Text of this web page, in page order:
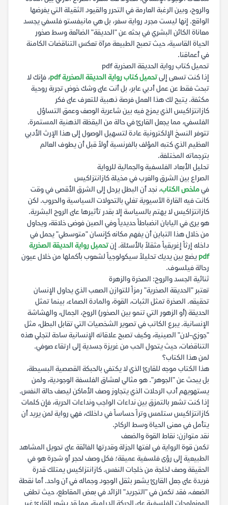
والروح، وبين الرغبة العارمة في التحرر والقيود الثقيلة التي يفرضها
الواقع. إنها ليست مجرد رواية سفر، بل هي مانيفستو فلسفي يجسد
معاناة الكائن البشري في بحثه عن "الحديقة" الضائعة وسط صخور
الحياة القاسية، حيث تصبح الطبيعة مرآة تعكس التناقضات الكامنة
في أعماقنا.
تحميل كتاب رواية الحديقة الصخرية pdf
إذا كنت تسعى إلىتحميل كتاب رواية الحديقة الصخرية pdf
، فإنك لا
تبحث فقط عن عمل أدبي عابر، بل أنت على وشك خوض تجربة روحية
مكثفة. يتيح لك هذا العمل فرصة ذهبية للتعرف على فكر
كازانتزاكيس الذي يمزج فيه بين شاعرية الوصف وعمق التساؤل
الفلسفي، مما يجعل القارئ في حالة من اليقظة الذهنية المستمرة.
تتوفر النسخ الإلكترونية عادة لتسهيل الوصول إلى هذا الإرث الأدبي
العظيم الذي كتبه المؤلف بالفرنسية أولاً قبل أن يطوف العالم
بترجماته المختلفة.
تحليل الأبعاد الفلسفية والجمالية للرواية
الصراع بين الشرق والغرب في مخيلة كازانتزاكيس
فيملخص الكتاب، نجد أن البطل يرحل إلى الشرق الأقصى في وقت
كانت فيه القارة الآسيوية تغلي بالتحولات السياسية والحروب. لكن
كازانتزاكيس لا يهتم بالسياسة إلا بقدر تأثيرها على الروح البشرية.
هو يرى في اليابان انضباطاً حديدياً وفي الصين فوضى خلاقة، ويحاول
من خلال هذا التباين أن يفهم مكانه كإنسان "متوسطي" يحمل في
داخله إرثاً إغريقياً مثقلاً بالأسئلة. إنتحميل رواية الحديقة الصخرية
pdf يضع بين يديك تحليلاً سيكولوجياً لشعوب بأكملها من خلال عيون
رحالة فيلسوف.
ثنائية الجسد والروح: الصخرة والزهرة
تعتبر "الحديقة الصخرية" رمزاً للتوازن الصعب الذي يحاول الإنسان
تحقيقه. الصخرة تمثل الثبات، القوة، والمادة الصماء، بينما تمثل
الحديقة (أو الزهور التي تنمو بين الصخور) الروح، الجمال، والهشاشة
الإنسانية. يبرع الكاتب في تصوير الشخصيات التي تقابل البطل، مثل
"جوزي-لان" الصينية، وكيف تصبح علاقاته الإنسانية ساحة لتجلي هذه
التناقضات، حيث يتحول الحب من غريزة جسدية إلى ارتقاء صوفي.
لمن هذا الكتاب؟
هذا الكتاب موجه للقارئ الذي لا يكتفي بالحبكة القصصية البسيطة،
بل يبحث عن "الجوهر". هو مثالي لعشاق الفلسفة الوجودية، ولمن
يستهويهم أدب الرحلات الذي يتجاوز وصف الأماكن ليصف حالة النفس.
إذا كنت تشعر بالتمزق بين نداءات الواجب ونداءات الحرية، فإن كلمات
كازانتزاكيس ستلمس وتراً حساساً في داخلك، فهي رواية لمن يريد أن
يتأمل في معنى الحياة وسط الركام.
نقد متوازن: نقاط القوة والضعف
تكمن قوة الرواية في لغتها الجزلة وقدرتها الفائقة على تحويل المشاهد
الطبيعية إلى رؤى فلسفية عميقة؛ فكل وصف لحجر أو شجرة هو في
الحقيقة وصف لخلجة من خلجات النفس. كازانتزاكيس يمتلك قدرة
فريدة على جعل القارئ يشعر بثقل الوجود وجماله في آن واحد. أما نقطة
الضعف، فقد تكمن في "التجريد" الزائد في بعض المقاطع، حيث تطغى